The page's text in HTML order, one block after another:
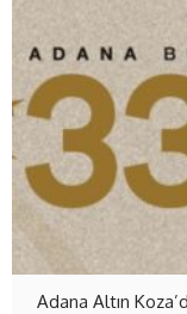
Adana Altın